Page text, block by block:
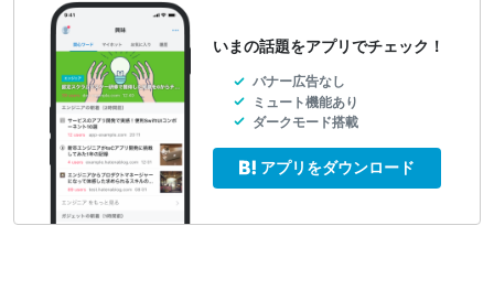
いまの話題をアプリでチェック！
バナー広告なし
ミュート機能あり
ダークモード搭載
アプリをダウンロード